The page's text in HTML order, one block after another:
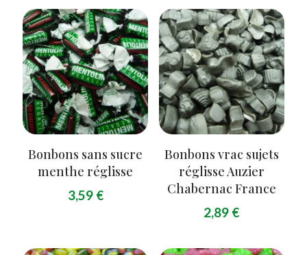
Bonbons sans sucre
menthe réglisse
3,59 €
Bonbons vrac sujets
réglisse Auzier
Chabernac France
2,89 €